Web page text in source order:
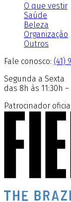
O que vestir
Saúde
Beleza
Organização
Outros
Fale conosco: (41)
Segunda a Sexta
das 8h às 11:30h –
Patrocinador